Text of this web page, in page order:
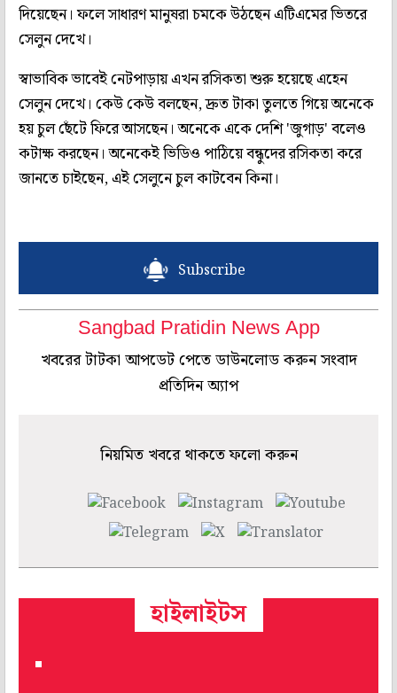
দিয়েছেন। ফলে সাধারণ মানুষরা চমকে উঠছেন এটিএমের ভিতরে
সেলুন দেখে।
স্বাভাবিক ভাবেই নেটপাড়ায় এখন রসিকতা শুরু হয়েছে এহেন
সেলুন দেখে। কেউ কেউ বলছেন, দ্রুত টাকা তুলতে গিয়ে অনেকে
হয় চুল ছেঁটে ফিরে আসছেন। অনেকে একে দেশি 'জুগাড়' বলেও
কটাক্ষ করছেন। অনেকেই ভিডিও পাঠিয়ে বন্ধুদের রসিকতা করে
জানতে চাইছেন, এই সেলুনে চুল কাটবেন কিনা।
Subscribe
Sangbad Pratidin News App
খবরের টাটকা আপডেট পেতে ডাউনলোড করুন সংবাদ
প্রতিদিন অ্যাপ
নিয়মিত খবরে থাকতে ফলো করুন
হাইলাইটস